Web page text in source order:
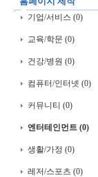
기업/서비스 (0)
교육/학문 (0)
건강/병원 (0)
컴퓨터/인터넷 (0)
커뮤니티 (0)
엔터테인먼트 (0)
생활/가정 (0)
레저/스포츠 (0)